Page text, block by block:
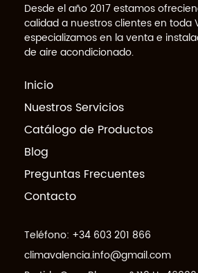
Desde el año 2017 estamos
calidad a nuestros clientes en toda
especializamos en la venta e
de aire acondicionado.
Inicio
Nuestros Servicios
Catálogo de Productos
Blog
Preguntas Frecuentes
Contacto
Teléfono: +34 603 201 866
climavalencia.info@gmail.com